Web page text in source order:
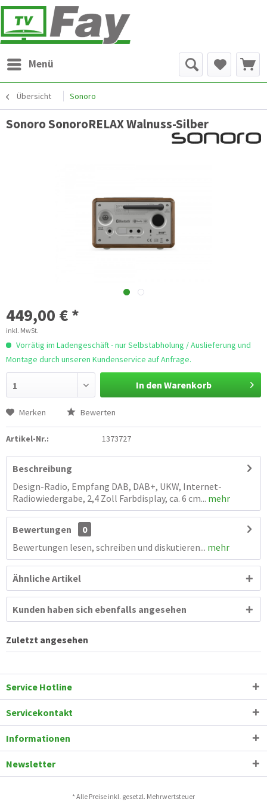
Menü
Übersicht Sonoro
Sonoro SonoroRELAX Walnuss-Silber
449,00 € *
inkl. MwSt.
Vorrätig im Ladengeschäft - nur Selbstabholung / Auslieferung und
Montage durch unseren Kundenservice auf Anfrage.
1 In den Warenkorb
Merken Bewerten
Artikel-Nr.: 1373727
Beschreibung
Design-Radio, Empfang DAB, DAB+, UKW, Internet-
Radiowiedergabe, 2,4 Zoll Farbdisplay, ca. 6 cm... mehr
Bewertungen
0
Bewertungen lesen, schreiben und diskutieren... mehr
Ähnliche Artikel
Kunden haben sich ebenfalls angesehen
Zuletzt angesehen
Service Hotline
Servicekontakt
Informationen
Newsletter
* Alle Preise inkl. gesetzl. Mehrwertsteuer